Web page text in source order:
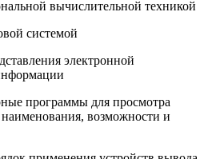
вычислительной техникой
системой
электронной
программы для просмотра
возможности и